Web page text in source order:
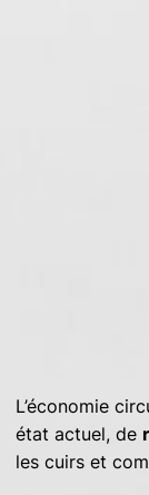
L’économie
état actuel, de
les cuirs et